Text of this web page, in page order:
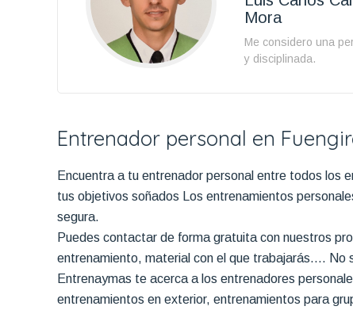
Mora
Me considero una
y disciplinada.
Entrenador personal en
Encuentra a tu entrenador personal entre todos los
tus objetivos soñados Los entrenamientos
segura.
Puedes contactar de forma gratuita con nuestros
entrenamiento, material con el que trabajarás…. No
Entrenaymas te acerca a los entrenadores
entrenamientos en exterior, entrenamientos para